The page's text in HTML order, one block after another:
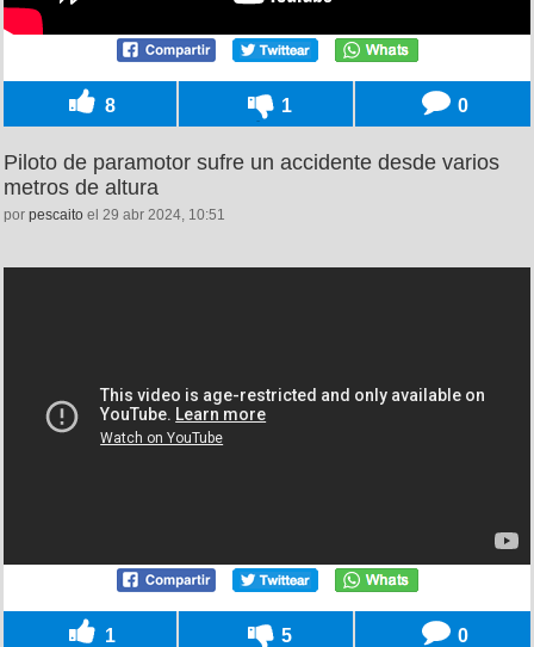
8 1 0
Piloto de paramotor sufre un accidente desde varios
metros de altura
por pescaito el 29 abr 2024, 10:51
1 5 0